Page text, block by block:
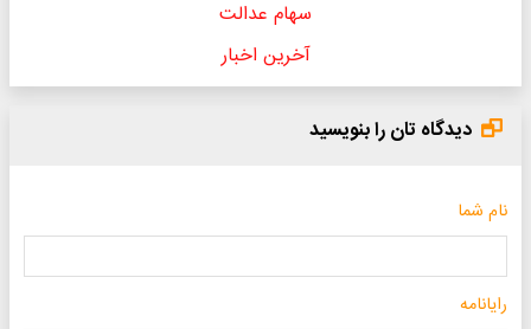
سهام عدالت
آخرین اخبار
دیدگاه تان را بنویسید
نام شما
رایانامه